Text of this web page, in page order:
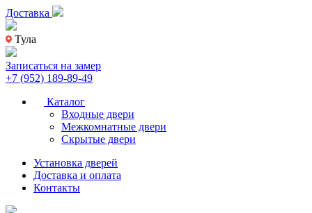
Доставка
Тула
Записаться на замер
+7 (952) 189-89-49
Каталог
Входные двери
Межкомнатные двери
Скрытые двери
Установка дверей
Доставка и оплата
Контакты